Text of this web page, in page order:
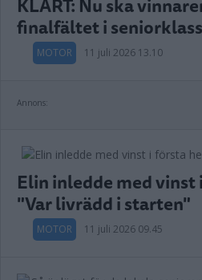
finalfältet i
MOTOR 11 juli 2026 13.10
Annons:
Elin inledde med
"Var livrädd i starten"
MOTOR 11 juli 2026 09.45